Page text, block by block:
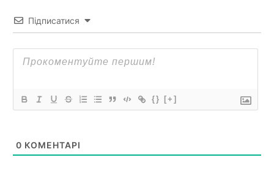
Підписатися
{} [+]
0 КОМЕНТАРІ